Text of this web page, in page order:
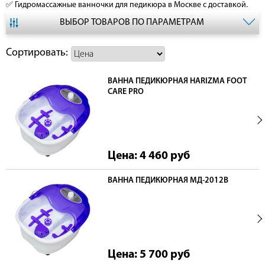
✅ Гидромассажные ванночки для педикюра в Москве с доставкой.
ВЫБОР ТОВАРОВ ПО ПАРАМЕТРАМ
Сортировать:
ВАННА ПЕДИКЮРНАЯ HARIZMA FOOT
CARE PRO
Цена: 4 460 руб
ВАННА ПЕДИКЮРНАЯ МД-2012В
Цена: 5 700 руб